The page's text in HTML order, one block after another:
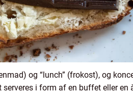
og “lunch” (frokost), og
i form af en buffet eller